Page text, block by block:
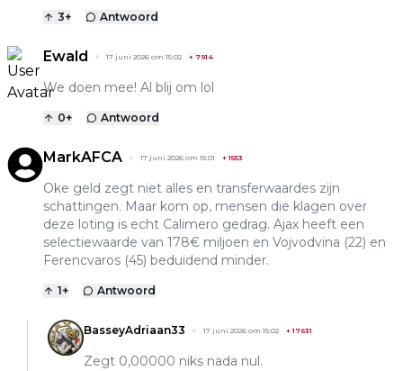
3+ Antwoord
Ewald 17 juni 2026 om 15:02 + 7914
We doen mee! Al blij om lol
0+ Antwoord
MarkAFCA 17 juni 2026 om 15:01 +1553
Oke geld zegt niet alles en transferwaardes zijn
schattingen. Maar kom op, mensen die klagen over
deze loting is echt Calimero gedrag. Ajax heeft een
selectiewaarde van 178€ miljoen en Vojvodvina (22) en
Ferencvaros (45) beduidend minder.
1+ Antwoord
BasseyAdriaan33 17 juni 2026 om 15:02 +17631
Zegt 0,00000 niks nada nul.